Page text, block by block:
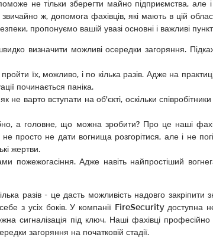
не тільки зберегти майно підприємства, але
звичайно ж, допомога фахівців, які мають в цій
пропонуємо вашій увазі основні і важливі
визначити можливі осередки загоряння.
їх, можливо, і по кілька разів. Адже на
починається паніка.
не варто вступати на об'єкті, оскільки
а головне, що можна зробити? Про це наші
просто не дати вогнища розгорітися, але і не
жертви.
пожежогасіння. Адже навіть найпростіший
разів - це дасть можливість надовго закріпити
з усіх боків. У компанії FireSecurity доступна
сигналізація під ключ. Наші фахівці
загоряння на початковій стадії.